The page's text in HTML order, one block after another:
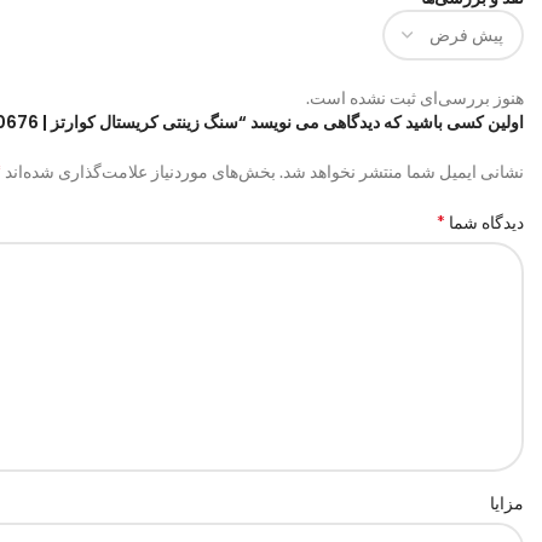
هنوز بررسی‌ای ثبت نشده است.
اولین کسی باشید که دیدگاهی می نویسد “سنگ زینتی کریستال کوارتز | code:0676”
نشانی ایمیل شما منتشر نخواهد شد. بخش‌های موردنیاز علامت‌گذاری شده‌اند
دیدگاه شما *
مزایا